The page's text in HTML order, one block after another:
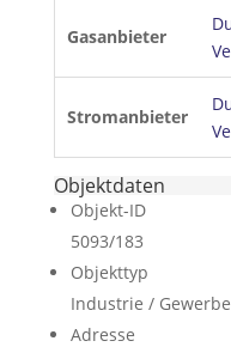
Gasanbieter
Stromanbieter
Objektdaten
Objekt-ID
5093/183
Objekttyp
Industrie / Gewerbe
Adresse